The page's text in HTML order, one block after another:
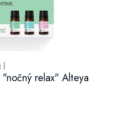
relax" Alteya